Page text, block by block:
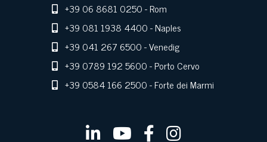
+39 06 8681 0250- Rom
+39 081 1938 4400- Naples
+39 041 267 6500- Venedig
+39 0789 192 5600- Porto Cervo
+39 0584 166 2500- Forte dei Marmi